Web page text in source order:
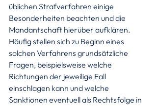
üblichen Strafverfahren einige
Besonderheiten beachten und die
Mandantschaft hierüber aufklären.
Häufig stellen sich zu Beginn eines
solchen Verfahrens grundsätzliche
Fragen, beispielsweise welche
Richtungen der jeweilige Fall
einschlagen kann und welche
Sanktionen eventuell als Rechtsfolge in